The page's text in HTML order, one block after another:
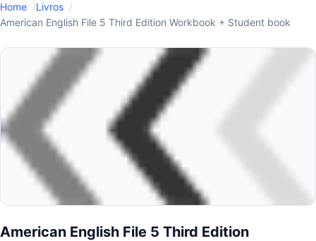
Home
Livros
American English File 5 Third Edition Workbook + Student book
American English File 5 Third Edition